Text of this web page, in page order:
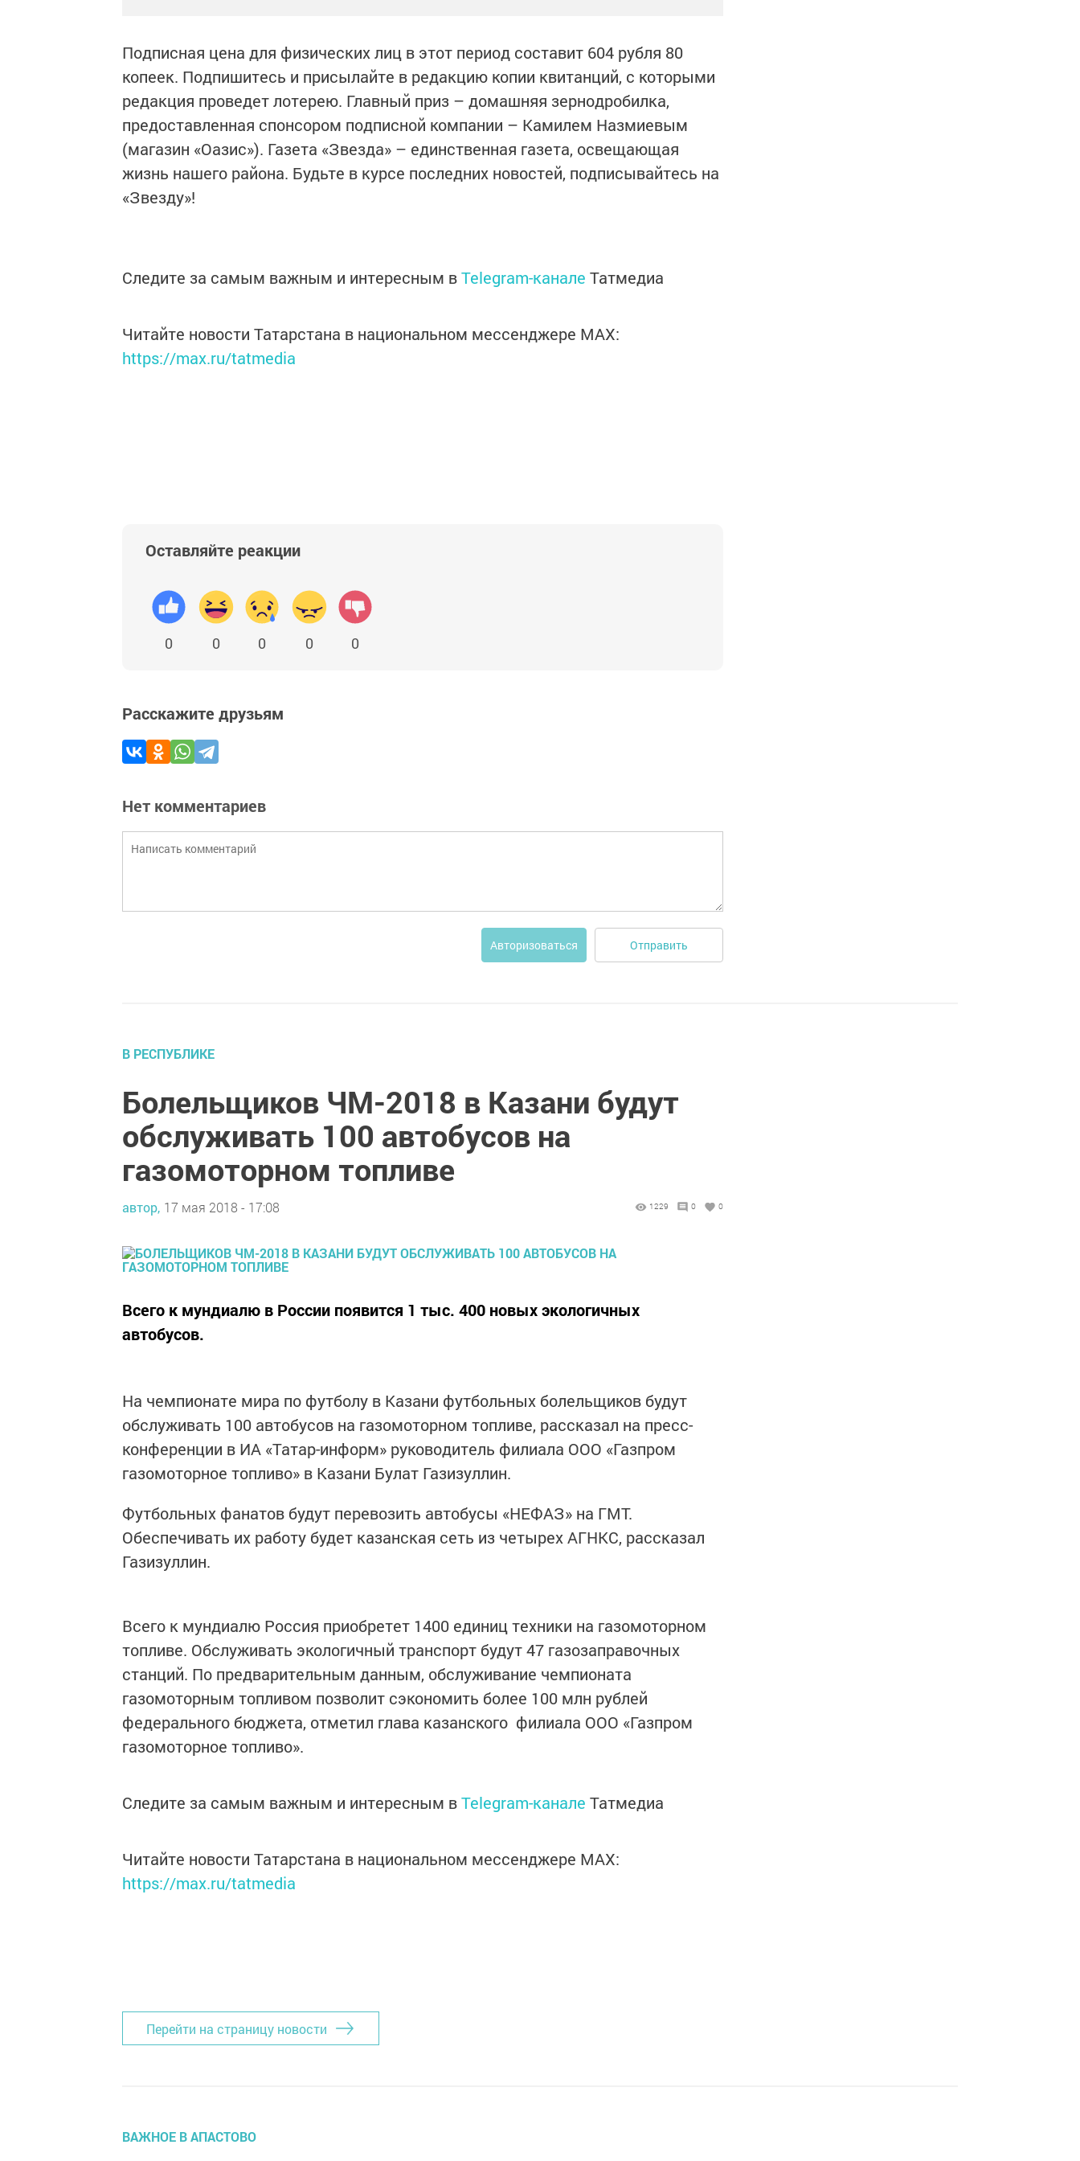
Подписная цена для физических лиц в этот период составит 604 рубля 80
копеек. Подпишитесь и присылайте в редакцию копии квитанций, с которыми
редакция проведет лотерею. Главный приз – домашняя зернодробилка,
предоставленная спонсором подписной компании – Камилем Назмиевым
(магазин «Оазис»). Газета «Звезда» – единственная газета, освещающая
жизнь нашего района. Будьте в курсе последних новостей, подписывайтесь на
«Звезду»!
Следите за самым важным и интересным вTelegram-канале Татмедиа
Читайте новости Татарстана в национальном мессенджере MАХ:
https://max.ru/tatmedia
Оставляйте реакции
0 0 0 0 0
Расскажите друзьям
Нет комментариев
Авторизоваться Отправить
В РЕСПУБЛИКЕ
Болельщиков ЧМ-2018 в Казани будут
обслуживать 100 автобусов на
газомоторном топливе
автор, 17 мая 2018 - 17:08 1229 0 0
Всего к мундиалю в России появится 1 тыс. 400 новых экологичных
автобусов.
На чемпионате мира по футболу в Казани футбольных болельщиков будут
обслуживать 100 автобусов на газомоторном топливе, рассказал на пресс-
конференции в ИА «Татар-информ» руководитель филиала ООО «Газпром
газомоторное топливо» в Казани Булат Газизуллин.
Футбольных фанатов будут перевозить автобусы «НЕФАЗ» на ГМТ.
Обеспечивать их работу будет казанская сеть из четырех АГНКС, рассказал
Газизуллин.
Всего к мундиалю Россия приобретет 1400 единиц техники на газомоторном
топливе. Обслуживать экологичный транспорт будут 47 газозаправочных
станций. По предварительным данным, обслуживание чемпионата
газомоторным топливом позволит сэкономить более 100 млн рублей
федерального бюджета, отметил глава казанского филиала ООО «Газпром
газомоторное топливо».
Следите за самым важным и интересным вTelegram-канале Татмедиа
Читайте новости Татарстана в национальном мессенджере MАХ:
https://max.ru/tatmedia
Перейти на страницу новости
ВАЖНОЕ В АПАСТОВО